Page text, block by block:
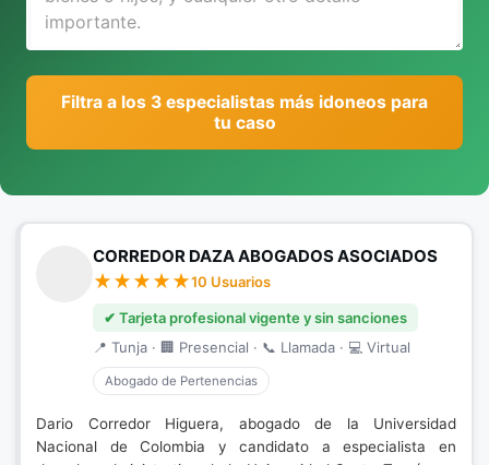
Filtra a los 3 especialistas más idoneos para
tu caso
CORREDOR DAZA ABOGADOS ASOCIADOS
10 Usuarios
✔ Tarjeta profesional vigente y sin sanciones
📍 Tunja · 🏢 Presencial · 📞 Llamada · 💻 Virtual
Abogado de Pertenencias
Dario Corredor Higuera, abogado de la Universidad
Nacional de Colombia y candidato a especialista en